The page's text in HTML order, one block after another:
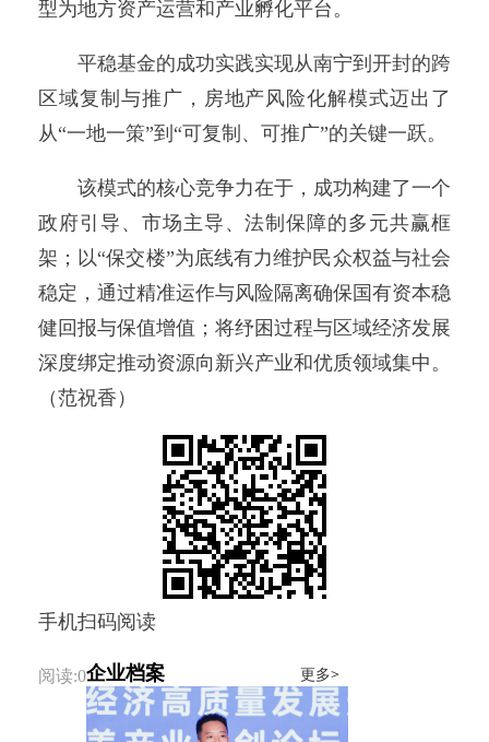
型为地方资产运营和产业孵化平台。
平稳基金的成功实践实现从南宁到开封的跨
区域复制与推广，房地产风险化解模式迈出了
从“一地一策”到“可复制、可推广”的关键一跃。
该模式的核心竞争力在于，成功构建了一个
政府引导、市场主导、法制保障的多元共赢框
架；以“保交楼”为底线有力维护民众权益与社会
稳定，通过精准运作与风险隔离确保国有资本稳
健回报与保值增值；将纾困过程与区域经济发展
深度绑定推动资源向新兴产业和优质领域集中。
（范祝香）
手机扫码阅读
阅读:0企业档案 更多>